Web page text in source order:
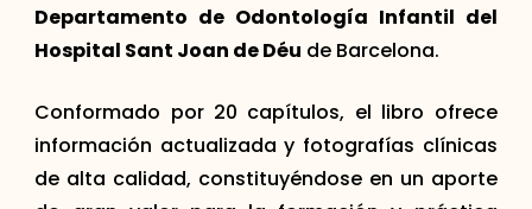
Departamento de Odontología Infantil del
Hospital Sant Joan de Déu de Barcelona.
Conformado por 20 capítulos, el libro ofrece
información actualizada y fotografías clínicas
de alta calidad, constituyéndose en un aporte